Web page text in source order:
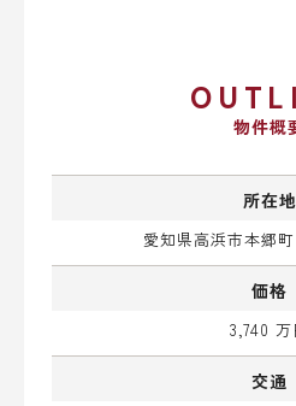
物件概
所在地
愛知県高浜市本郷
価格
3,740 万
交通